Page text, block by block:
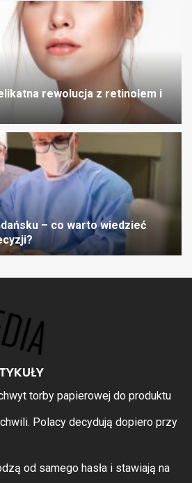
rewolucja z retinolem i
– co warto wiedzieć
torby papierowej do produktu
Polacy decydują dopiero przy
od samego hasła i stawiają na